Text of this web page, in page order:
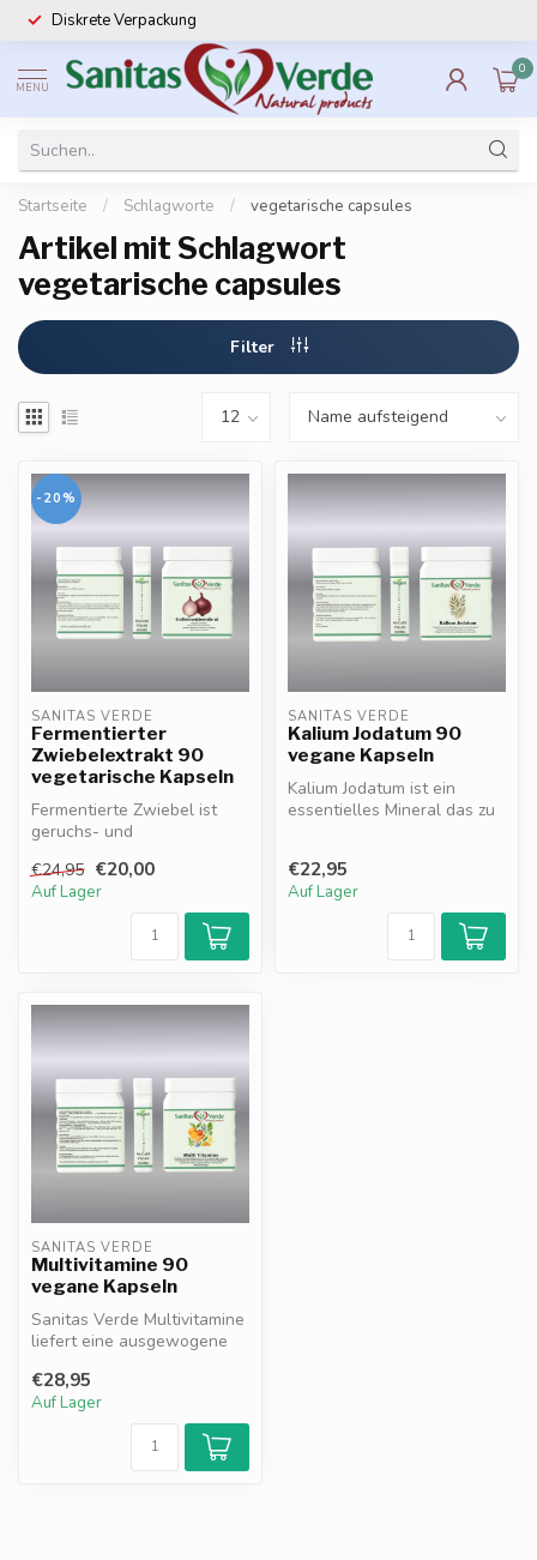
Diskrete Verpackung
MENU
0
Startseite / Schlagworte / vegetarische capsules
Artikel mit Schlagwort
vegetarische capsules
Filter
-20%
SANITAS VERDE
Fermentierter
Zwiebelextrakt 90
vegetarische Kapseln
Fermentierte Zwiebel ist
geruchs- und
Polyphenolen un...
€24,95 €20,00
Auf Lager
SANITAS VERDE
Kalium Jodatum 90
vegane Kapseln
Kalium Jodatum ist ein
essentielles Mineral das zu
€22,95
Auf Lager
SANITAS VERDE
Multivitamine 90
vegane Kapseln
Sanitas Verde Multivitamine
liefert eine ausgewogene
u...
€28,95
Auf Lager